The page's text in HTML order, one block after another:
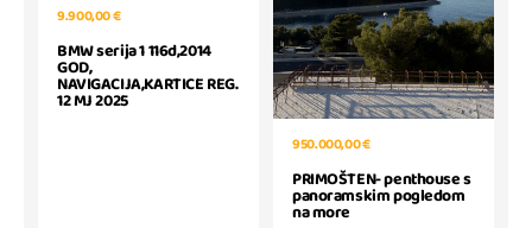
9.900,00 €
BMW serija 1 116d,2014
GOD,
NAVIGACIJA,KARTICE REG.
12 MJ 2025
950.000,00 €
PRIMOŠTEN- penthouse s
panoramskim pogledom
na more